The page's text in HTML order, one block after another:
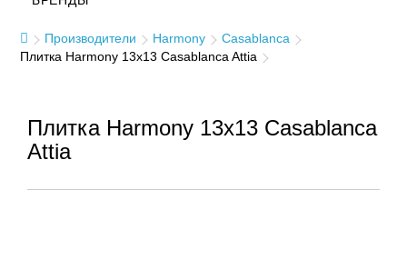
Производители Harmony
Casablanca
Плитка Harmony 13x13 Casablanca Attia
Плитка Harmony 13x13 Casablanca
Attia